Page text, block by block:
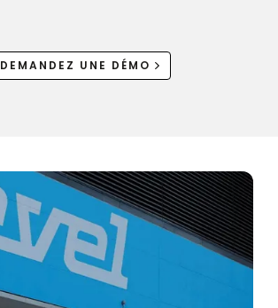
DEMANDEZ UNE DÉMO